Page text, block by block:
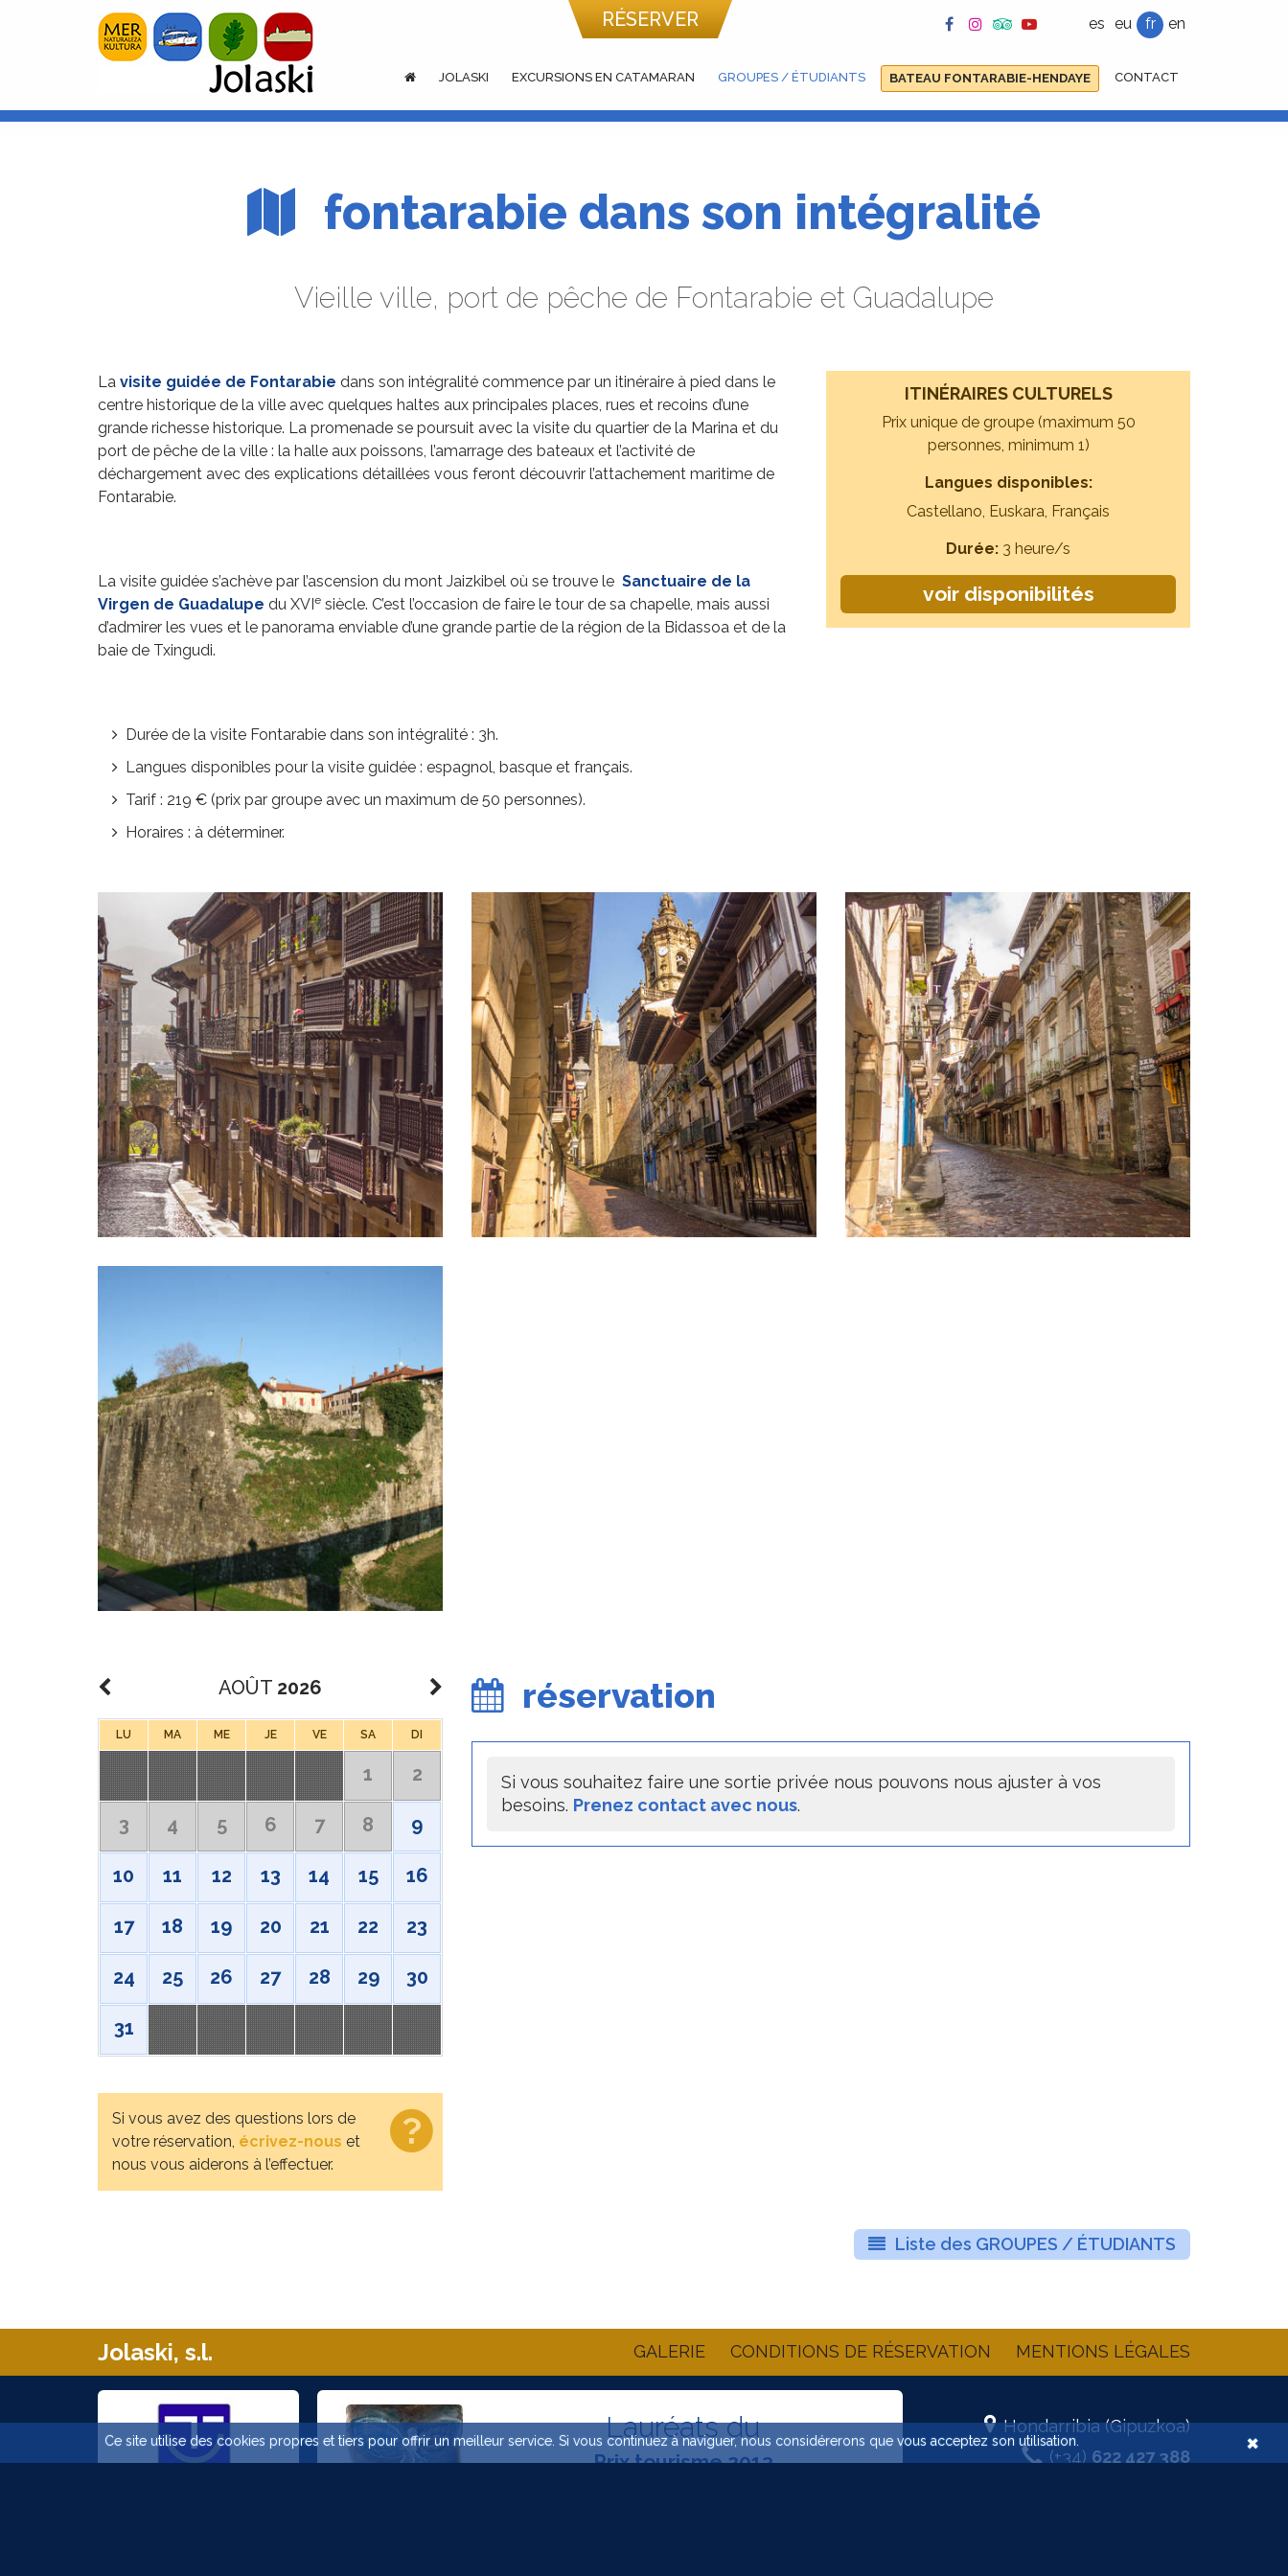
×
Ce site utilise des cookies propres et tiers pour offrir un meilleur service. Si vous continuez à naviguer, nous considérerons que vous acceptez son utilisation.
RÉSERVER es eu fr en
JOLASKI EXCURSIONS EN CATAMARAN GROUPES / ÉTUDIANTS BATEAU FONTARABIE-HENDAYE CONTACT
fontarabie dans son intégralité
Vieille ville, port de pêche de Fontarabie et Guadalupe
ITINÉRAIRES CULTURELS
Prix unique de groupe (maximum 50
personnes, minimum 1)
Langues disponibles:
Castellano, Euskara, Français
Durée: 3 heure/s
voir disponibilités
La visite guidée de Fontarabie dans son intégralité commence par un itinéraire à pied dans le
centre historique de la ville avec quelques haltes aux principales places, rues et recoins d’une
grande richesse historique. La promenade se poursuit avec la visite du quartier de la Marina et du
port de pêche de la ville : la halle aux poissons, l’amarrage des bateaux et l’activité de
déchargement avec des explications détaillées vous feront découvrir l’attachement maritime de
Fontarabie.
La visite guidée s’achève par l’ascension du mont Jaizkibel où se trouve le Sanctuaire de la
Virgen de Guadalupe du XVIe siècle. C’est l’occasion de faire le tour de sa chapelle, mais aussi
d’admirer les vues et le panorama enviable d’une grande partie de la région de la Bidassoa et de la
baie de Txingudi.
Durée de la visite Fontarabie dans son intégralité : 3h.
Langues disponibles pour la visite guidée : espagnol, basque et français.
Tarif : 219 € (prix par groupe avec un maximum de 50 personnes).
Horaires : à déterminer.
AOÛT 2026
LU MA ME JE VE SA DI
1 2
3 4 5 6 7 8 9
10 11 12 13 14 15 16
17 18 19 20 21 22 23
24 25 26 27 28 29 30
31
Si vous avez des questions lors de
votre réservation, écrivez-nous et
nous vous aiderons à l’effectuer.
réservation
Si vous souhaitez faire une sortie privée nous pouvons nous ajuster à vos
besoins. Prenez contact avec nous.
Liste des GROUPES / ÉTUDIANTS
Jolaski, s.l. GALERIE CONDITIONS DE RÉSERVATION MENTIONS LÉGALES
Hondarribia (Gipuzkoa)
(+34) 622 427 388
Lauréats du
Prix tourisme 2013